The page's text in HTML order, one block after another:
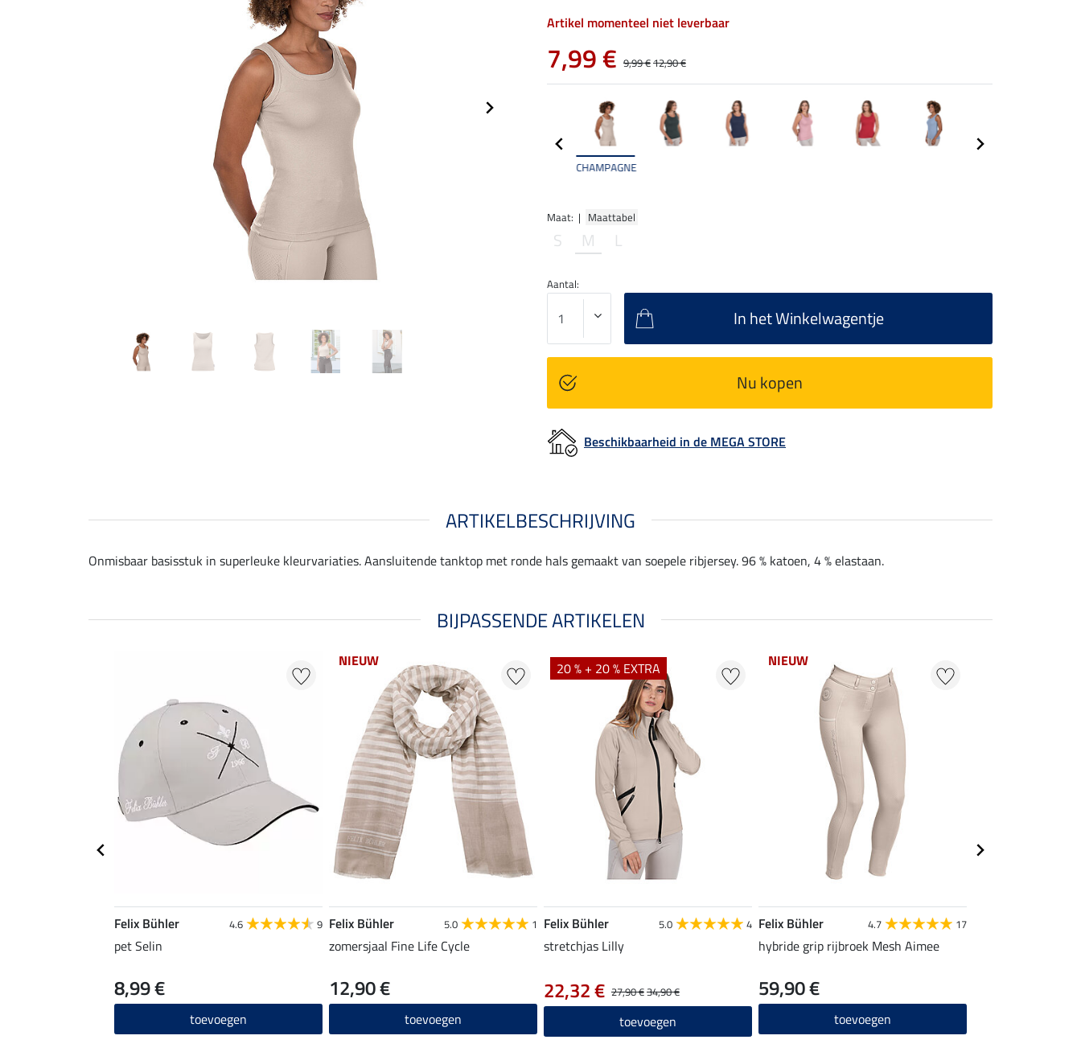
CHAMPAGNE
Maat: | Maattabel
S M L
Artikel momenteel niet leverbaar
7,99 € 9,99 €12,90 €
Aantal:
In het Winkelwagentje
Nu kopen
Beschikbaarheid in de MEGA STORE
ARTIKELBESCHRIJVING
Onmisbaar basisstuk in superleuke kleurvariaties. Aansluitende tanktop met ronde hals gemaakt van soepele ribjersey. 96 % katoen, 4 % elastaan.
BIJPASSENDE ARTIKELEN
Felix Bühler 4.6 9
pet Selin
8,99 €
toevoegen
NIEUW
Felix Bühler 5.0 1
zomersjaal Fine Life Cycle
12,90 €
toevoegen
20 % + 20 % EXTRA
Felix Bühler 5.0 4
stretchjas Lilly
27,90 €34,90 €
22,32 €
toevoegen
NIEUW
Felix Bühler 4.7 17
hybride grip rijbroek Mesh Aimee
59,90 €
toevoegen